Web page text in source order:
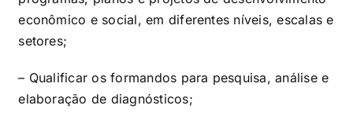
econômico e social, em diferentes níveis, escalas e
setores;
– Qualificar os formandos para pesquisa, análise e
elaboração de diagnósticos;